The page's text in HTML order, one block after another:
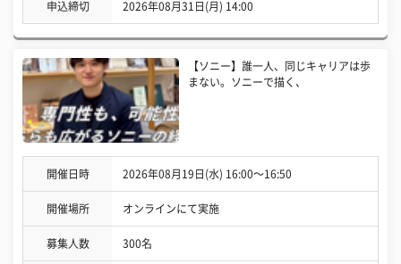
申込締切 2026年08月31日(月) 14:00
【ソニー】誰一人、同じキャリアは歩
まない。ソニーで描く、
開催日時 2026年08月19日(水) 16:00〜16:50
開催場所 オンラインにて実施
募集人数 300名